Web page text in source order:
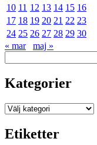
10 11 12 13 14 15 16
17 18 19 20 21 22 23
24 25 26 27 28 29 30
« mar
maj »
Kategorier
Kategorier
Etiketter